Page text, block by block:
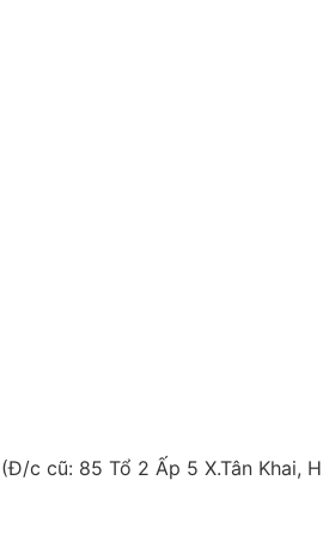
c cũ: 85 Tổ 2 Ấp 5 X.Tân Khai,